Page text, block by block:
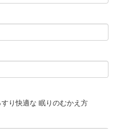
り快適な 眠りのむかえ方